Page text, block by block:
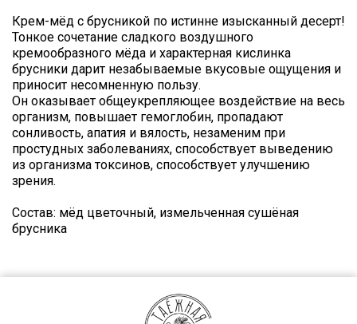
Крем-мёд с брусникой по истинне изысканный десерт!
Тонкое сочетание сладкого воздушного
кремообразного мёда и характерная кислинка
брусники дарит незабываемые вкусовые ощущения и
приносит несомненную пользу.
Он оказывает общеукрепляющее воздействие на весь
организм, повышает гемоглобин, пропадают
сонливость, апатия и вялость, незаменим при
простудных заболеваниях, способствует выведению
из организма токсинов, способствует улучшению
зрения.
Состав: мёд цветочный, измельченная сушёная
брусника